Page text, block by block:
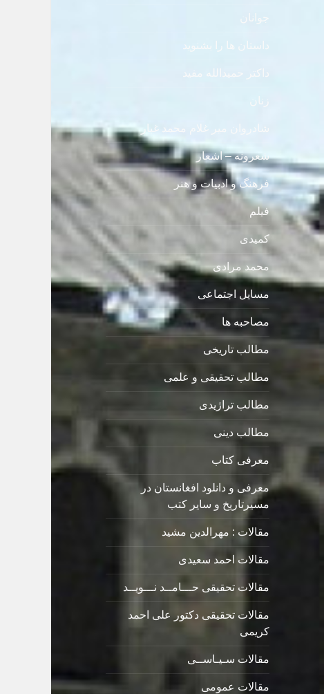
جوانان
داستان ها را بشنوید
داکتر حمیدالله مفید
زنان
شادروان میر غلام محمد غبار
شعرونه – اشعار
فرهنگ و ادبیات و هنر
فیلم
کمیدی
محمد مرادی
مسایل اجتماعی
مصاحبه ها
مطالب تاریخی
مطالب تحقیقی و علمی
مطالب تراژیدی
مطالب دینی
معرفی کتاب
معرفی و دانلود افغانستان در
مسیرتاریخ و سایر کتب
مقالات : مهرالدین مشید
مقالات احمد سعیدی
مقالات تحقیقی حـــامــد نـــویــد
مقالات تحقیقی دکتور علی احمد
کریمی
مقالات سـیـاســی
مقالات عمومی